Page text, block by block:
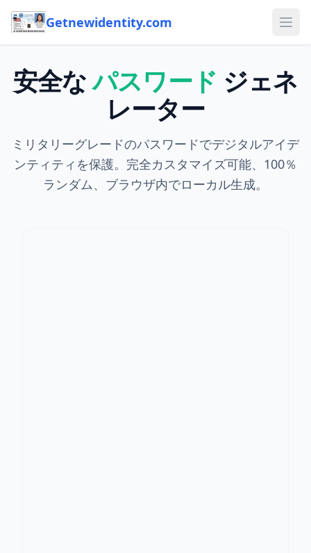
Getnewidentity.com
安全なパスワード ジェネ
レーター
ミリタリーグレードのパスワードでデジタルアイデ
ンティティを保護。完全カスタマイズ可能、100％
ランダム、ブラウザ内でローカル生成。